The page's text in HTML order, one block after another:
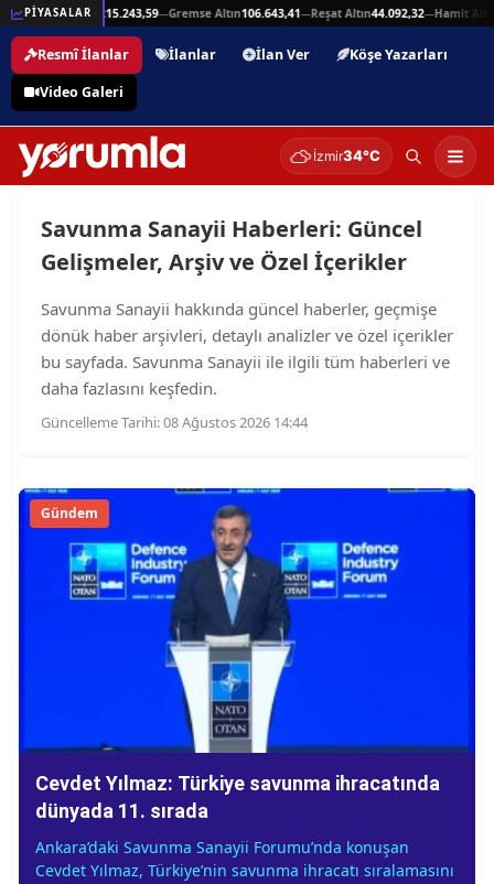
PİYASALAR
—Beşli Altın 215.243,59—Gremse Altın106.643,41—Reşat Altın44.092,32—Hamit Altın
Resmî İlanlar İlanlar İlan Ver
Köşe Yazarları
Video Galeri
İzmir34°C
Savunma Sanayii Haberleri: Güncel
Gelişmeler, Arşiv ve Özel İçerikler
Savunma Sanayii hakkında güncel haberler, geçmişe
dönük haber arşivleri, detaylı analizler ve özel içerikler
bu sayfada. Savunma Sanayii ile ilgili tüm haberleri ve
daha fazlasını keşfedin.
Güncelleme Tarihi: 08 Ağustos 2026 14:44
Gündem
Cevdet Yılmaz: Türkiye savunma ihracatında
dünyada 11. sırada
Ankara’daki Savunma Sanayii Forumu’nda konuşan
Cevdet Yılmaz, Türkiye’nin savunma ihracatı sıralamasını